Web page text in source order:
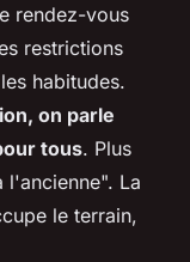
rendez-vous
restrictions
habitudes.
on parle
tous. Plus
l'ancienne". La
le terrain,